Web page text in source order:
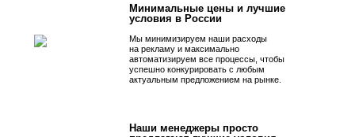
Минимальные цены и лучшие
условия в России
Мы минимизируем наши расходы
на рекламу и максимально
автоматизируем все процессы, чтобы
успешно конкурировать с любым
актуальным предложением на рынке.
Наши менеджеры просто